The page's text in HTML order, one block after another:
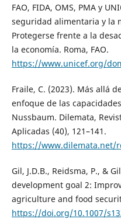
FAO, FIDA, OMS, PMA y
seguridad alimentaria y la
Protegerse frente a la
la economía. Roma, FAO.
https://www.unicef.org/
Fraile, C. (2023). Más allá
enfoque de las
Nussbaum. Dilemata,
Aplicadas (40), 121–141.
https://www.dilemata.net/
Gil, J.D.B., Reidsma, P., &
development goal 2:
agriculture and food
https://doi.org/10.1007/